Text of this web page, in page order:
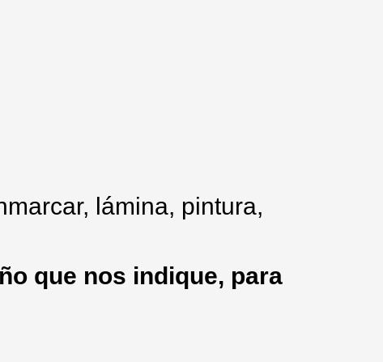
lámina, pintura,
que nos indique, para